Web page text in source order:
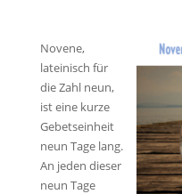
Novene,
lateinisch für
die Zahl neun,
ist eine kurze
Gebetseinheit
neun Tage lang.
An jeden dieser
neun Tage